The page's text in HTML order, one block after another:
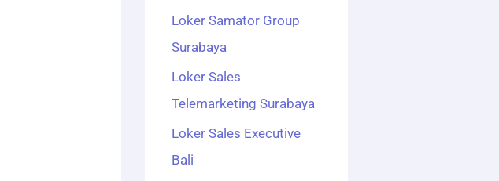
Loker Samator Group
Surabaya
Loker Sales
Telemarketing Surabaya
Loker Sales Executive
Bali